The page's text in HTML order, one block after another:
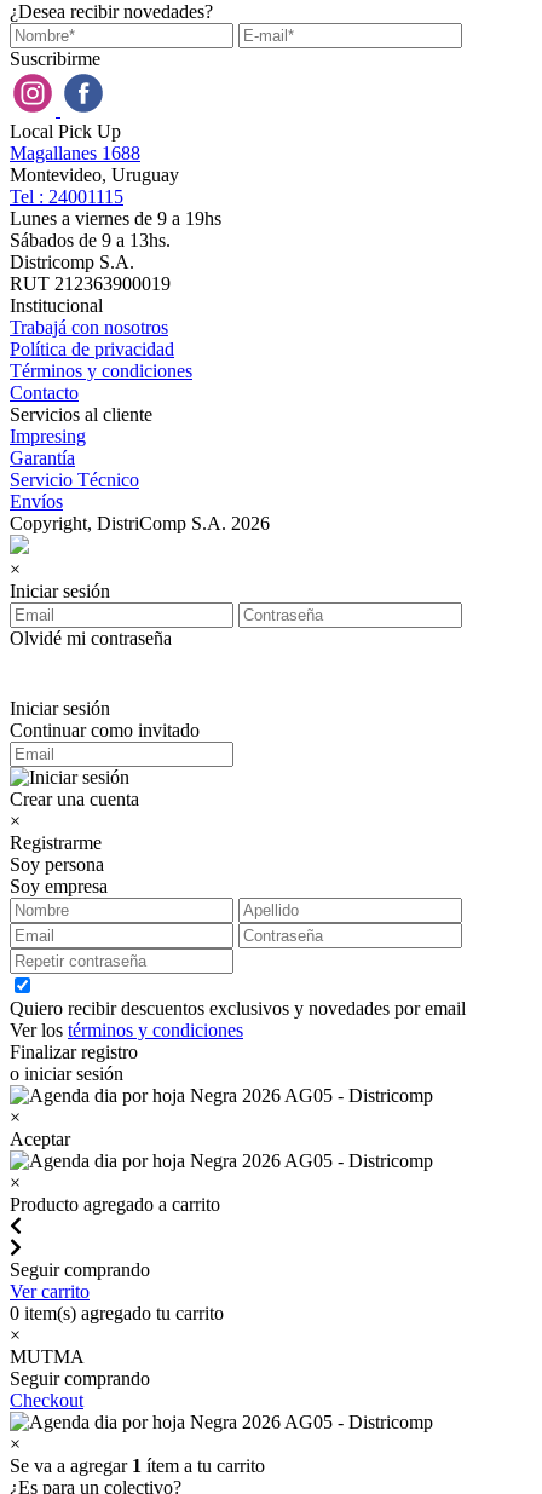
¿Desea recibir novedades?
Suscribirme
Local Pick Up
Magallanes 1688
Montevideo, Uruguay
Tel : 24001115
Lunes a viernes de 9 a 19hs
Sábados de 9 a 13hs.
Districomp S.A.
RUT 212363900019
Institucional
Trabajá con nosotros
Política de privacidad
Términos y condiciones
Contacto
Servicios al cliente
Impresing
Garantía
Servicio Técnico
Envíos
Copyright, DistriComp S.A. 2026
×
Iniciar sesión
Olvidé mi contraseña
Iniciar sesión
Continuar como invitado
Crear una cuenta
×
Registrarme
Soy persona
Soy empresa
Quiero recibir descuentos exclusivos y novedades por email
Ver los términos y condiciones
Finalizar registro
o iniciar sesión
×
Aceptar
×
Producto agregado a carrito
Seguir comprando
Ver carrito
0 item(s) agregado tu carrito
×
MUTMA
Seguir comprando
Checkout
×
Se va a agregar 1 ítem a tu carrito
¿Es para un colectivo?